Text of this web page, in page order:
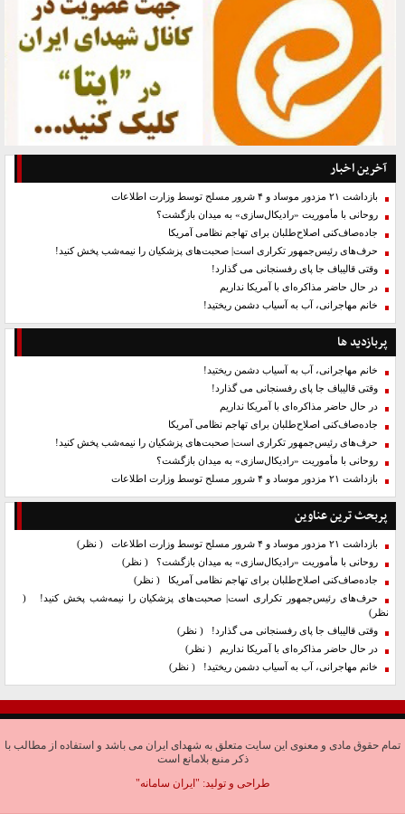
آخرین اخبار
بازداشت ۲۱ مزدور موساد و ۴ شرور مسلح توسط وزارت اطلاعات
روحانی با مأموریت «رادیکال‌سازی» به میدان بازگشت؟
جاده‌صاف‌کنی اصلاح‌طلبان برای تهاجم نظامی آمریکا
حرف‌های رئیس‌جمهور تکراری است| صحبت‌های پزشکیان را نیمه‌شب پخش کنید!
وقتی قالیباف جا پای رفسنجانی می گذارد!
در حال حاضر مذاکره‌ای با آمریکا نداریم
خانم مهاجرانی، آب به آسیاب دشمن ریختید!
پربازدید ها
خانم مهاجرانی، آب به آسیاب دشمن ریختید!
وقتی قالیباف جا پای رفسنجانی می گذارد!
در حال حاضر مذاکره‌ای با آمریکا نداریم
جاده‌صاف‌کنی اصلاح‌طلبان برای تهاجم نظامی آمریکا
حرف‌های رئیس‌جمهور تکراری است| صحبت‌های پزشکیان را نیمه‌شب پخش کنید!
روحانی با مأموریت «رادیکال‌سازی» به میدان بازگشت؟
بازداشت ۲۱ مزدور موساد و ۴ شرور مسلح توسط وزارت اطلاعات
پربحث ترین عناوین
بازداشت ۲۱ مزدور موساد و ۴ شرور مسلح توسط وزارت اطلاعات
( نظر)
روحانی با مأموریت «رادیکال‌سازی» به میدان بازگشت؟ ( نظر)
جاده‌صاف‌کنی اصلاح‌طلبان برای تهاجم نظامی آمریکا
( نظر)
حرف‌های رئیس‌جمهور تکراری است| صحبت‌های پزشکیان را نیمه‌شب پخش کنید!
(
نظر)
وقتی قالیباف جا پای رفسنجانی می گذارد! ( نظر)
در حال حاضر مذاکره‌ای با آمریکا نداریم
( نظر)
خانم مهاجرانی، آب به آسیاب دشمن ریختید! ( نظر)
تمام حقوق مادی و معنوی این سایت متعلق به شهدای ایران می باشد و استفاده از مطالب با
ذکر منبع بلامانع است
طراحی و تولید: "ایران سامانه"